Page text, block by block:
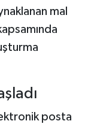
mal
posta